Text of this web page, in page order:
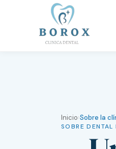
Inicio›Sobre la
SOBRE DENTAL